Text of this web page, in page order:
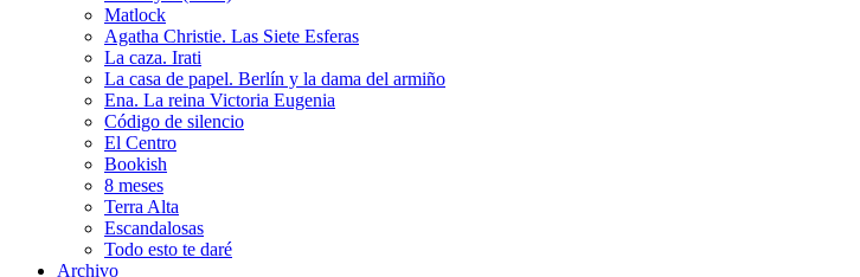
Matlock
Agatha Christie. Las Siete Esferas
La caza. Irati
La casa de papel. Berlín y la dama del armiño
Ena. La reina Victoria Eugenia
Código de silencio
El Centro
Bookish
8 meses
Terra Alta
Escandalosas
Todo esto te daré
Archivo